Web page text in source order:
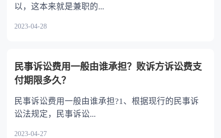
以，这本来就是兼职的...
2023-04-28
民事诉讼费用一般由谁承担？败诉方诉讼费支
付期限多久？
民事诉讼费用一般由谁承担?1、根据现行的民事诉
讼法规定，民事诉讼...
2023-04-27